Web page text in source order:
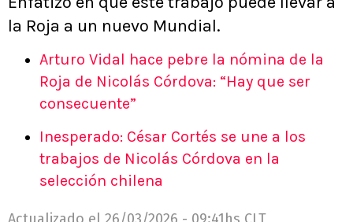
la Roja a un nuevo Mundial.
Arturo Vidal hace pebre la nómina de la
Roja de Nicolás Córdova: “Hay que ser
consecuente”
Inesperado: César Cortés se une a los
trabajos de Nicolás Córdova en la
selección chilena